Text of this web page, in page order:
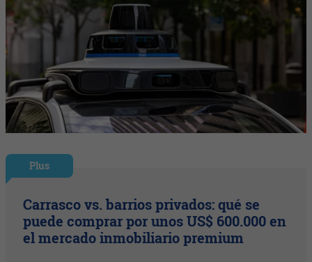
Plus
Carrasco vs. barrios privados: qué se
puede comprar por unos US$ 600.000 en
el mercado inmobiliario premium